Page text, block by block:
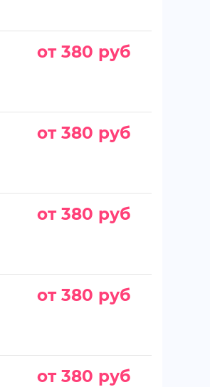
от 380 руб
от 380 руб
от 380 руб
от 380 руб
от 380 руб